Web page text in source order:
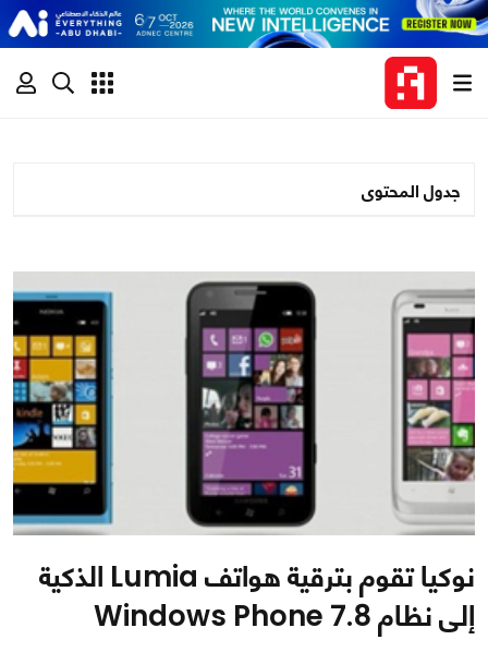
جدول المحتوى
نوكيا تقوم بترقية هواتف Lumia الذكية
إلى نظام Windows Phone 7.8